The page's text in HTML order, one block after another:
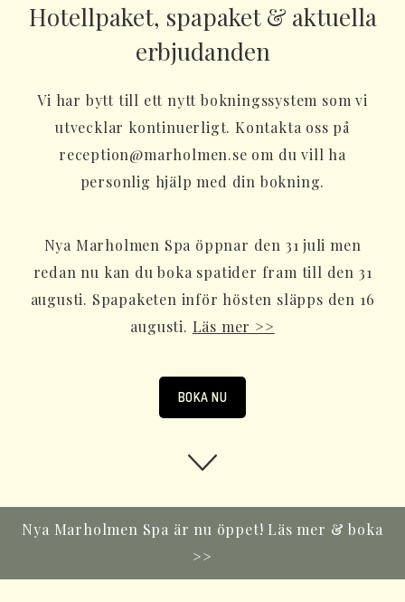
Hotellpaket, spapaket & aktuella
erbjudanden
Vi har bytt till ett nytt bokningssystem som vi
utvecklar kontinuerligt. Kontakta oss på
reception@marholmen.se om du vill ha
personlig hjälp med din bokning.
Nya Marholmen Spa öppnar den 31 juli men
redan nu kan du boka spatider fram till den 31
augusti. Spapaketen inför hösten släpps den 16
augusti. Läs mer >>
BOKA NU
Nya Marholmen Spa är nu öppet! Läs mer & boka
>>